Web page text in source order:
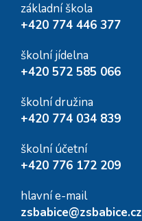
základní škola
+420 774 446 377
školní jídelna
+420 572 585 066
školní družina
+420 774 034 839
školní účetní
+420 776 172 209
hlavní e-mail
zsbabice@zsbabice.cz